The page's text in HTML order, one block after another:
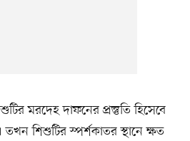
মরদেহ দাফনের প্রস্তুতি হিসেবে
শিশুটির স্পর্শকাতর স্থানে ক্ষত